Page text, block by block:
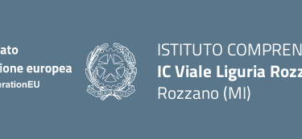
ISTITUTO
IC Viale Liguria
Rozzano (MI)